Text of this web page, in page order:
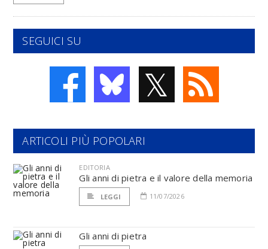
SEGUICI SU
𝕏
ARTICOLI PIÙ POPOLARI
EDITORIA
Gli anni di pietra e il valore della memoria
LEGGI 11/07/2026
Gli anni di pietra